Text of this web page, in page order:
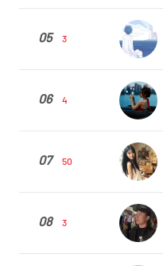
05 3
06 4
07 50
08 3